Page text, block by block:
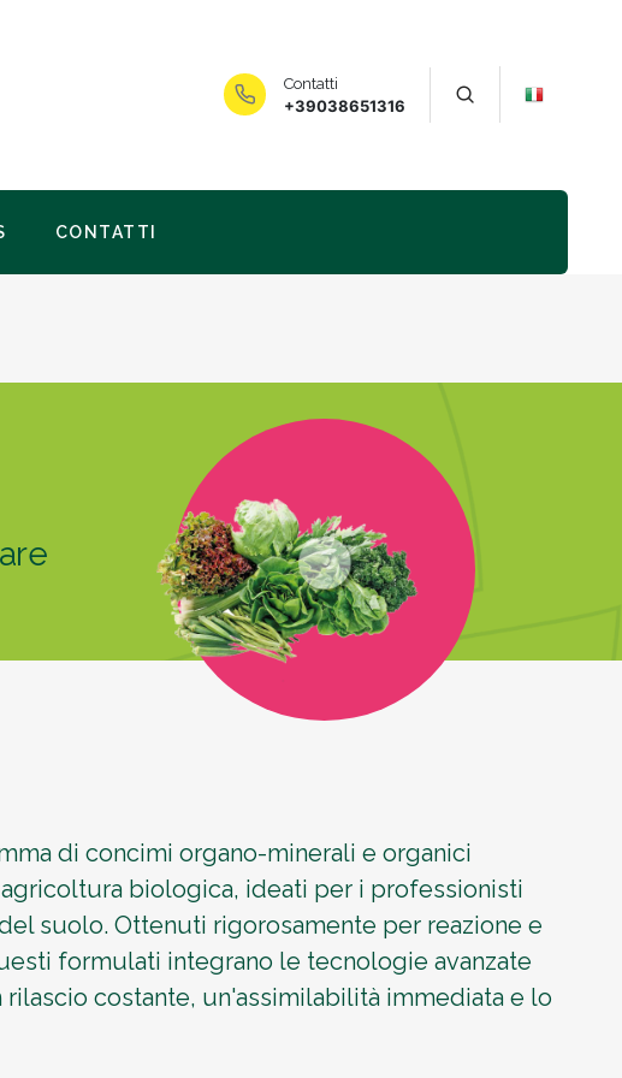
Contatti
+39038651316
CONTATTI
di concimi organo-minerali e organici
biologica, ideati per i professionisti
suolo. Ottenuti rigorosamente per reazione e
formulati integrano le tecnologie avanzate
rilascio costante, un'assimilabilità immediata e lo